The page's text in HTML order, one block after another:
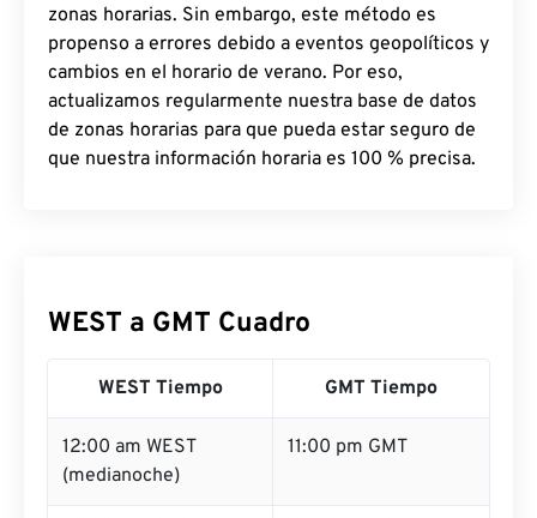
zonas horarias. Sin embargo, este método es
propenso a errores debido a eventos geopolíticos y
cambios en el horario de verano. Por eso,
actualizamos regularmente nuestra base de datos
de zonas horarias para que pueda estar seguro de
que nuestra información horaria es 100 % precisa.
WEST a GMT Cuadro
WEST Tiempo GMT Tiempo
12:00 am WEST
(medianoche)
11:00 pm GMT